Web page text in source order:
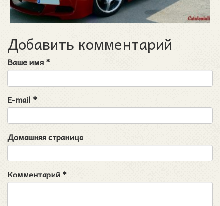
Добавить комментарий
Ваше имя*
E-mail *
Домашняя страница
Комментарий*